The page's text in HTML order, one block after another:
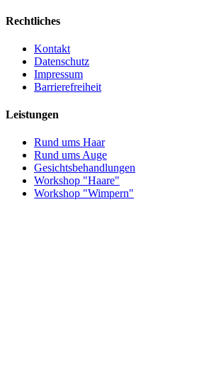
Rechtliches
Kontakt
Datenschutz
Impressum
Barrierefreiheit
Leistungen
Rund ums Haar
Rund ums Auge
Gesichtsbehandlungen
Workshop "Haare"
Workshop "Wimpern"